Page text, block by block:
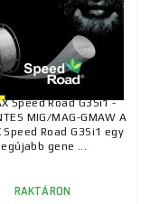
Speed Road G3Si1 -
MIG/MAG-GMAW A
Speed Road G3Si1 egy
legújabb gene ...
RAKTÁRON